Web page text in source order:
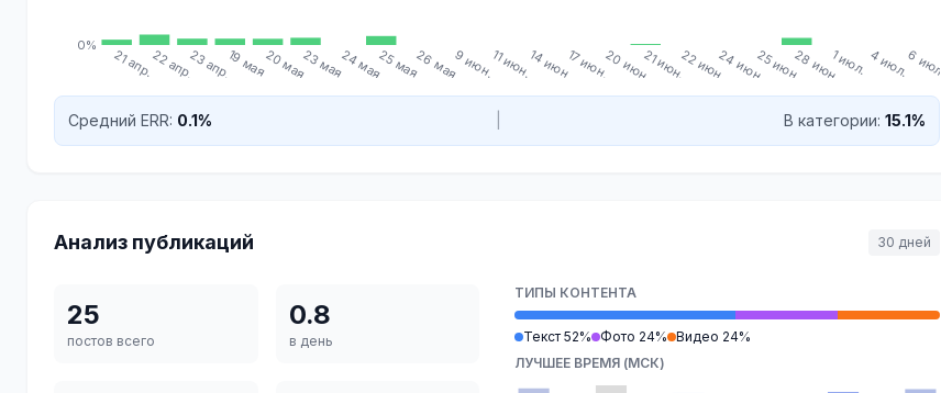
21 апр.22 апр.23 апр.19 мая20 мая23 мая24 мая25 мая26 мая9 июн.11 июн.14 июн.17 июн.20 июн.21 июн.22 июн.24 июн.25 июн.28 июн.1 июл. 4 июл.6 июл.
0%
Средний ERR: 0.1% В категории: 15.1%
Анализ публикаций 30 дней
25
постов всего
0.8
в день
ТИПЫ КОНТЕНТА
Текст 52% Фото 24% Видео 24%
ЛУЧШЕЕ ВРЕМЯ (МСК)